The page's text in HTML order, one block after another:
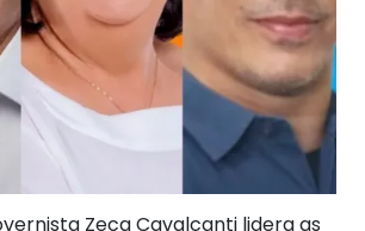
Zeca Cavalcanti lidera as